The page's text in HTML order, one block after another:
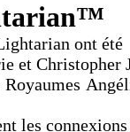
ont été
et Christopher
les